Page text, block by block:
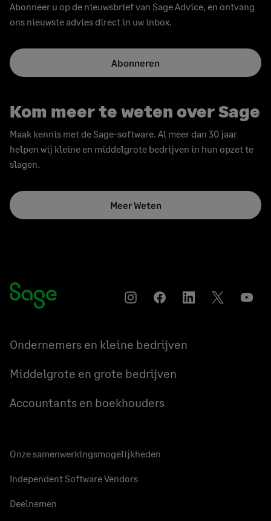
Abonneer u op de nieuwsbrief van Sage Advice, en ontvang
ons nieuwste advies direct in uw inbox.
Abonneren
Kom meer te weten over Sage
Maak kennis met de Sage-software. Al meer dan 30 jaar
helpen wij kleine en middelgrote bedrijven in hun opzet te
slagen.
Meer Weten
InstagramFacebookLinkedInTwitter
Ondernemers en kleine bedrijven
Middelgrote en grote bedrijven
Accountants en boekhouders
Onze samenwerkingsmogelijkheden
Independent Software Vendors
Deelnemen